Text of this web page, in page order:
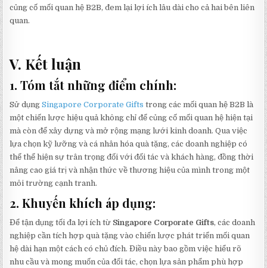
củng cố mối quan hệ B2B, đem lại lợi ích lâu dài cho cả hai bên liên
quan.
V. Kết luận
1. Tóm tắt những điểm chính:
Sử dụngSingapore Corporate Gifts trong các mối quan hệ B2B là
một chiến lược hiệu quả không chỉ để củng cố mối quan hệ hiện tại
mà còn để xây dựng và mở rộng mạng lưới kinh doanh. Qua việc
lựa chọn kỹ lưỡng và cá nhân hóa quà tặng, các doanh nghiệp có
thể thể hiện sự trân trọng đối với đối tác và khách hàng, đồng thời
nâng cao giá trị và nhận thức về thương hiệu của mình trong một
môi trường cạnh tranh.
2. Khuyến khích áp dụng:
Để tận dụng tối đa lợi ích từ Singapore Corporate Gifts, các doanh
nghiệp cần tích hợp quà tặng vào chiến lược phát triển mối quan
hệ dài hạn một cách có chủ đích. Điều này bao gồm việc hiểu rõ
nhu cầu và mong muốn của đối tác, chọn lựa sản phẩm phù hợp